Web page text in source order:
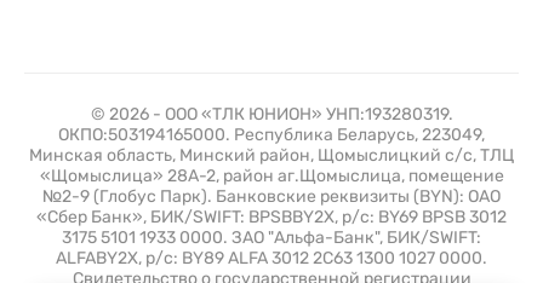
© 2026 - ООО «ТЛК ЮНИОН» УНП:193280319.
ОКПО:503194165000. Республика Беларусь, 223049,
Минская область, Минский район, Щомыслицкий с/с, ТЛЦ
«Щомыслица» 28А-2, район аг.Щомыслица, помещение
№2-9 (Глобус Парк). Банковские реквизиты (BYN): ОАО
«Сбер Банк», БИК/SWIFT: BPSBBY2X, р/с: BY69 BPSB 3012
3175 5101 1933 0000. ЗАО "Альфа-Банк", БИК/SWIFT:
ALFABY2X, р/с: BY89 ALFA 3012 2C63 1300 1027 0000.
Свидетельство о государственной регистрации